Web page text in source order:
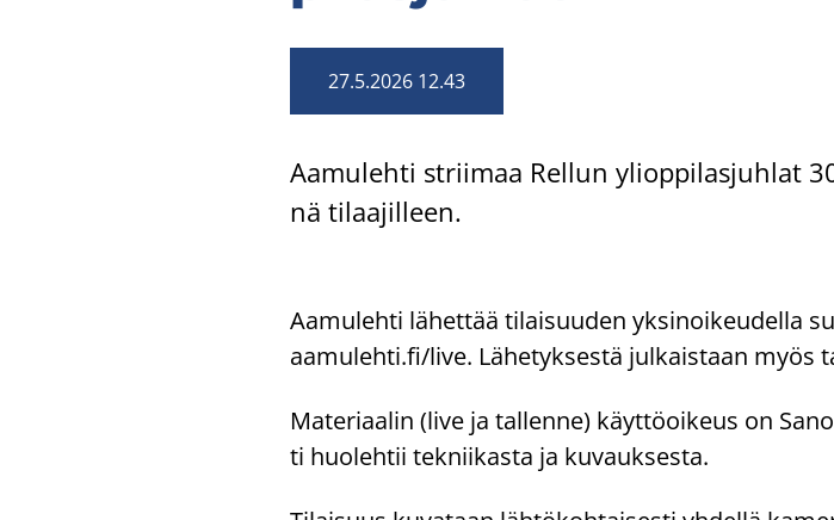
27.5.2026 12.43
Aa­mu­leh­ti strii­maa Rel­lun yli­op­pi­las­juh­lat
nä ti­laa­jil­leen.
Aa­mu­leh­ti lä­het­tää ti­lai­suu­den yk­si­noi­keu­del­la
aa­mu­leh­ti.fi/live. Lä­he­tyk­ses­tä jul­kais­taan myös
Ma­te­ri­aa­lin (live ja tal­len­ne) käyt­tö­oi­keus on
ti huo­leh­tii tek­nii­kas­ta ja ku­vauk­ses­ta.